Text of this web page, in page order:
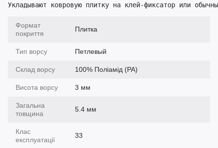
Укладывают ковровую плитку на клей-фиксатор или
Формат
покриття
Плитка
Тип ворсу Петлевый
Склад ворсу 100% Поліамід (PA)
Висота ворсу 3 мм
Загальна
товщина
5.4 мм
Клас
експлуатації
33